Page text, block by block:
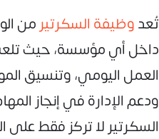
تُعدوظيفة السكرتير من
داخل أي مؤسسة، حيث
العمل اليومي، وتنسيق
ودعم الإدارة في إنجاز
السكرتير لا تركز فقط على